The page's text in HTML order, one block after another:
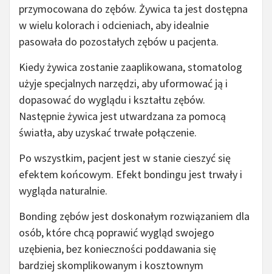
przymocowana do zębów. Żywica ta jest dostępna
w wielu kolorach i odcieniach, aby idealnie
pasowała do pozostałych zębów u pacjenta.
Kiedy żywica zostanie zaaplikowana, stomatolog
użyje specjalnych narzędzi, aby uformować ją i
dopasować do wyglądu i kształtu zębów.
Następnie żywica jest utwardzana za pomocą
światła, aby uzyskać trwałe połączenie.
Po wszystkim, pacjent jest w stanie cieszyć się
efektem końcowym. Efekt bondingu jest trwały i
wygląda naturalnie.
Bonding zębów jest doskonałym rozwiązaniem dla
osób, które chcą poprawić wygląd swojego
uzębienia, bez konieczności poddawania się
bardziej skomplikowanym i kosztownym